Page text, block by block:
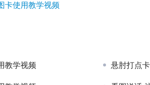
卡使用教学视频
教学视频 悬肘打点